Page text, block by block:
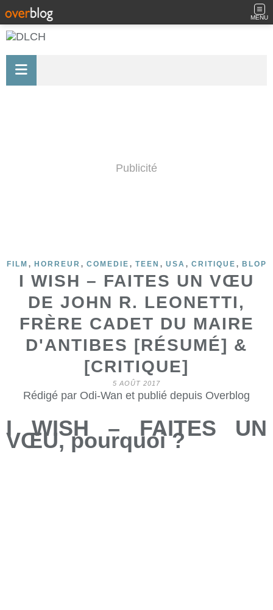
MENU
Publicité
FILM , HORREUR , COMEDIE , TEEN , USA , CRITIQUE , BLOP
I WISH – FAITES UN VŒU
DE JOHN R. LEONETTI,
FRÈRE CADET DU MAIRE
D'ANTIBES [RÉSUMÉ] &
[CRITIQUE]
5 AOÛT 2017
Rédigé par Odi-Wan et publié depuis Overblog
I WISH – FAITES UN
VŒU, pourquoi ?